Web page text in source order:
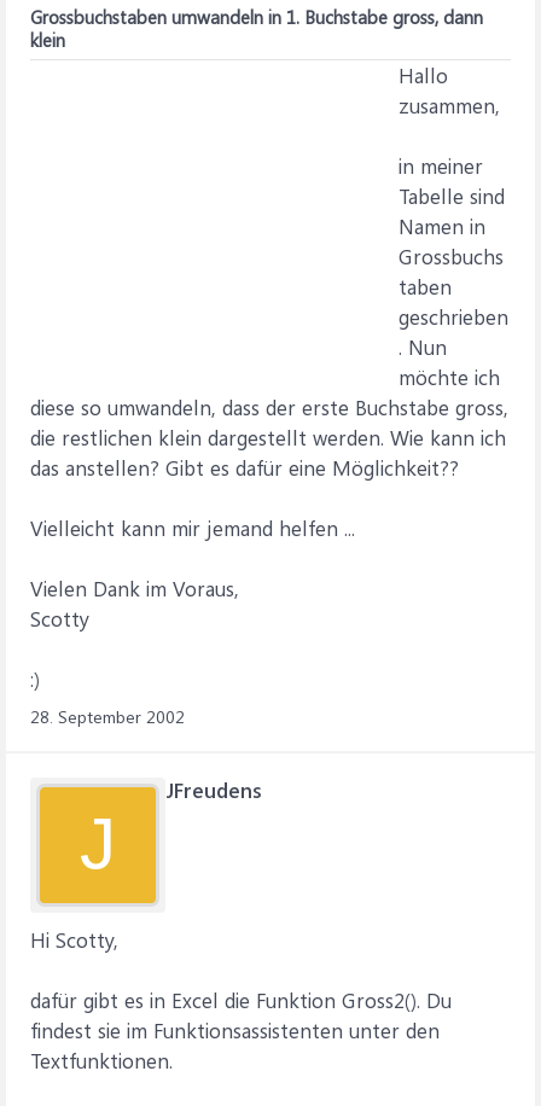
Grossbuchstaben umwandeln in 1. Buchstabe gross, dann
klein
Hallo
zusammen,
in meiner
Tabelle sind
Namen in
Grossbuchs
taben
geschrieben
. Nun
möchte ich
diese so umwandeln, dass der erste Buchstabe gross,
die restlichen klein dargestellt werden. Wie kann ich
das anstellen? Gibt es dafür eine Möglichkeit??
Vielleicht kann mir jemand helfen ...
Vielen Dank im Voraus,
Scotty
:)
28. September 2002
J
JFreudens
Hi Scotty,
dafür gibt es in Excel die Funktion Gross2(). Du
findest sie im Funktionsassistenten unter den
Textfunktionen.